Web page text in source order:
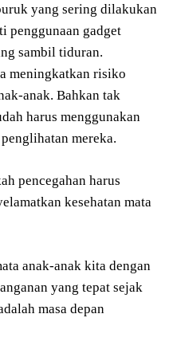
yang sering dilakukan
penggunaan gadget
sambil tiduran.
meningkatkan risiko
anak. Bahkan tak
harus menggunakan
mereka.
pencegahan harus
kesehatan mata
anak-anak kita dengan
yang tepat sejak
masa depan